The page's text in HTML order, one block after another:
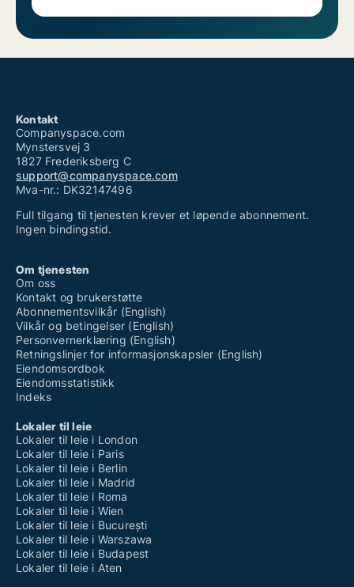
Kontakt
Companyspace.com
Mynstersvej 3
1827 Frederiksberg C
support@companyspace.com
Mva-nr.: DK32147496
Full tilgang til tjenesten krever et løpende abonnement.
Ingen bindingstid.
Om tjenesten
Om oss
Kontakt og brukerstøtte
Abonnementsvilkår (English)
Vilkår og betingelser (English)
Personvernerklæring (English)
Retningslinjer for informasjonskapsler (English)
Eiendomsordbok
Eiendomsstatistikk
Indeks
Lokaler til leie
Lokaler til leie i London
Lokaler til leie i Paris
Lokaler til leie i Berlin
Lokaler til leie i Madrid
Lokaler til leie i Roma
Lokaler til leie i Wien
Lokaler til leie i București
Lokaler til leie i Warszawa
Lokaler til leie i Budapest
Lokaler til leie i Aten